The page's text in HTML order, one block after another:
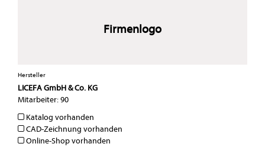
Firmenlogo
Hersteller
LICEFA GmbH & Co. KG
Mitarbeiter: 90
Katalog vorhanden
CAD-Zeichnung vorhanden
Online-Shop vorhanden